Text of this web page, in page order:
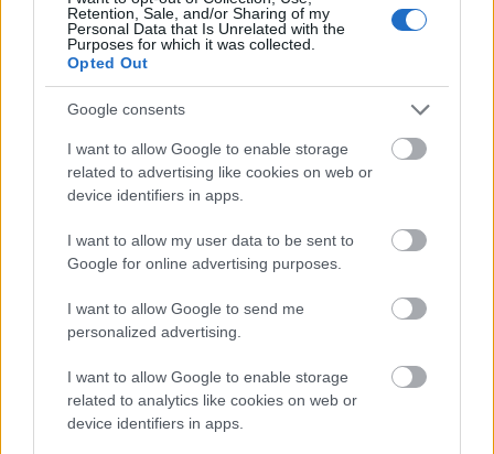
Retention, Sale, and/or Sharing of my
Personal Data that Is Unrelated with the
Purposes for which it was collected.
Opted Out
Google consents
I want to allow Google to enable storage
related to advertising like cookies on web or
device identifiers in apps.
I want to allow my user data to be sent to
Google for online advertising purposes.
I want to allow Google to send me
personalized advertising.
I want to allow Google to enable storage
related to analytics like cookies on web or
device identifiers in apps.
Gerard Piqué. Además, Felipe y Soldado no podrán jugar el Atlético-
Levante de mañana miércoles. ¿Quiénes serán sus sustitutos en los
onces de sus respectivos equipos?